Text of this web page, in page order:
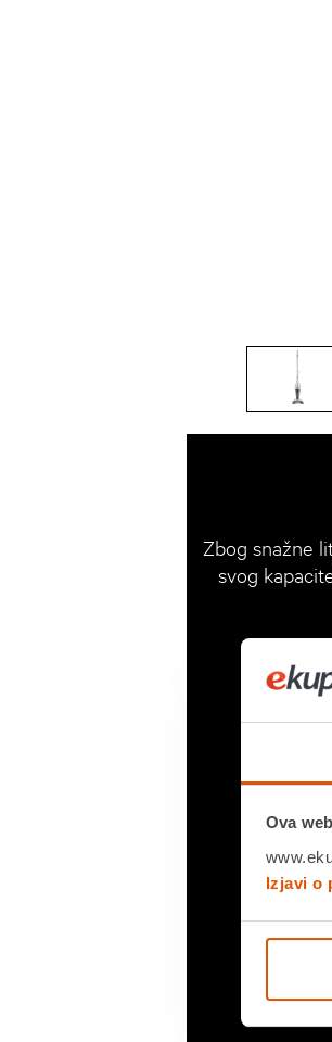
Ova
Izjavi o
Zbog snažne
svog